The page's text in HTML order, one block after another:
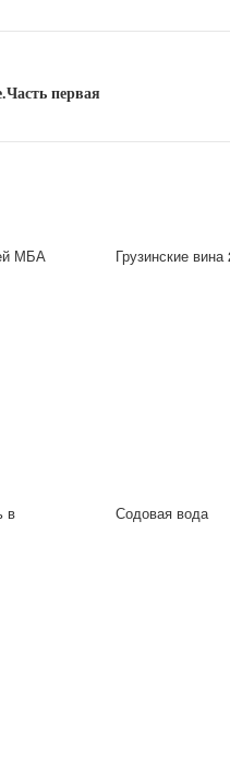
первая
МБА Грузинские вина
в
Содовая вода